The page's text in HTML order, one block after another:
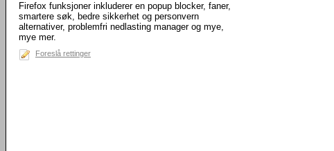
Firefox funksjoner inkluderer en popup blocker, faner,
smartere søk, bedre sikkerhet og personvern
alternativer, problemfri nedlasting manager og mye,
mye mer.
Foreslå rettinger